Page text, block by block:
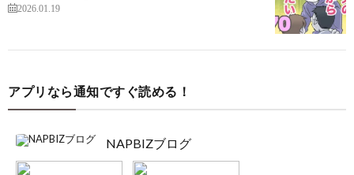
2026.01.19
アプリなら通知ですぐ読める！
NAPBIZブログ